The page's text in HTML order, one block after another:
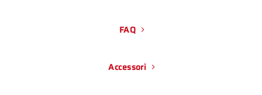
FAQ
Accessori